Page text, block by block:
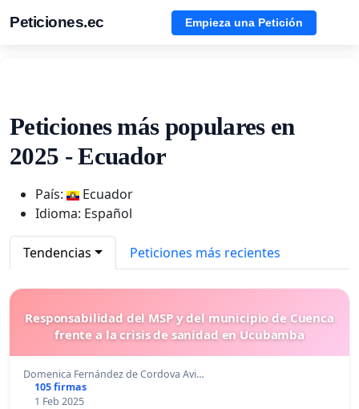
Peticiones.ec Empieza una Petición
Peticiones más populares en
2025 - Ecuador
País:
Ecuador
Idioma: Español
Tendencias Peticiones más recientes
Responsabilidad del MSP y del municipio de Cuenca
frente a la crisis de sanidad en Ucubamba
Domenica Fernández de Cordova Avi…
105 firmas
1 Feb 2025